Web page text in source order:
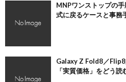
MNPワンストップの
式に戻るケースと事務
Galaxy Z Fold8／
「実質価格」をどう読